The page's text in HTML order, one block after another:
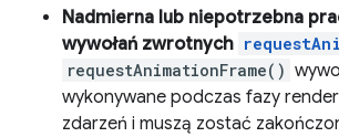
Nadmierna lub niepotrzebna
wywołań zwrotnych
requestAnimationFrame()
wykonywane podczas fazy
zdarzeń i muszą zostać